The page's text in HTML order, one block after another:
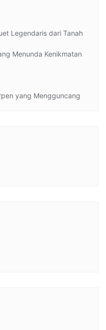
Legendaris dari Tanah
Menunda Kenikmatan
yang Mengguncang